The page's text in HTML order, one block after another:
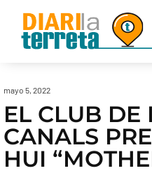
mayo 5, 2022
EL CLUB DE
CANALS
HUI